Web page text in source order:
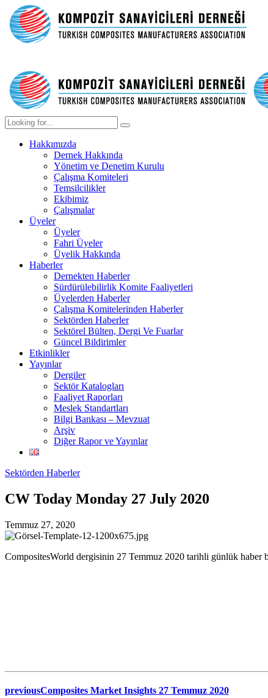
Hakkımızda
Dernek Hakkında
Yönetim ve Denetim Kurulu
Çalışma Komiteleri
Temsilcilikler
Ekibimiz
Çalışmalar
Üyeler
Üyeler
Fahri Üyeler
Üyelik Hakkında
Haberler
Dernekten Haberler
Sürdürülebilirlik Komite Faaliyetleri
Üyelerden Haberler
Çalışma Komitelerinden Haberler
Sektörden Haberler
Sektörel Bülten, Dergi Ve Fuarlar
Güncel Bildirimler
Etkinlikler
Yayınlar
Dergiler
Sektör Katalogları
Faaliyet Raporları
Meslek Standartları
Bilgi Bankası – Mevzuat
Arşiv
Diğer Rapor ve Yayınlar
Sektörden Haberler
CW Today Monday 27 July 2020
Temmuz 27, 2020
CompositesWorld dergisinin 27 Temmuz 2020 tarihli günlük haber
previousComposites Market Insights 27 Temmuz 2020